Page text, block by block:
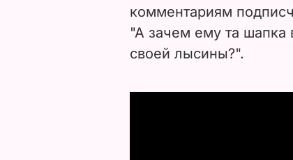
комментариям
"А зачем ему та шапка
своей лысины?".